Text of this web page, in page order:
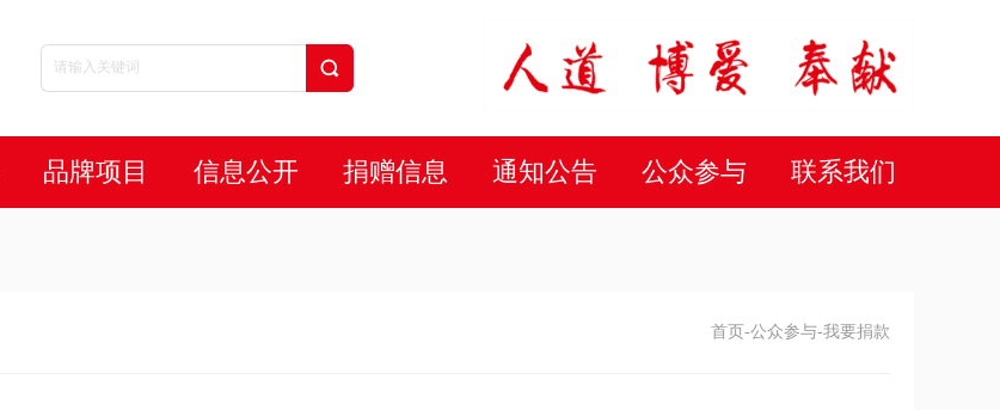
品牌项目 信息公开 捐赠信息 通知公告 公众参与 联系我们
首页 -公众参与-我要捐款